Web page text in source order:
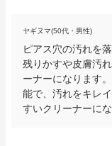
ヤギヌマ(50代・男性)
ピアス穴の汚れを
残りかすや皮膚汚
ーナーになります
能で、汚れをキレ
すいクリーナーにな